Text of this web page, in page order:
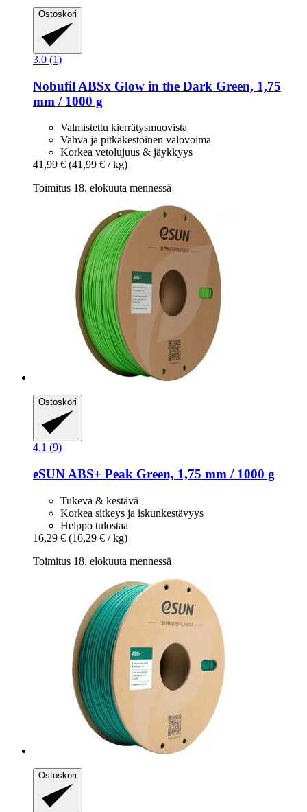
Ostoskori
3.0 (1)
Nobufil ABSx Glow in the Dark Green, 1,75
mm / 1000 g
Valmistettu kierrätysmuovista
Vahva ja pitkäkestoinen valovoima
Korkea vetolujuus & jäykkyys
41,99 € (41,99 € / kg)
Toimitus 18. elokuuta mennessä
Ostoskori
4.1 (9)
eSUN ABS+ Peak Green, 1,75 mm / 1000 g
Tukeva & kestävä
Korkea sitkeys ja iskunkestävyys
Helppo tulostaa
16,29 € (16,29 € / kg)
Toimitus 18. elokuuta mennessä
Ostoskori